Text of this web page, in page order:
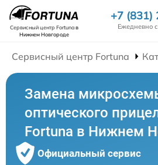
Сервисный центр Fortunaв
Нижнем Новгороде
+7 (831)
Ежедневно
Сервисный центр Fortuna
Замена
оптического
Fortuna в Нижнем
Официальный сервис